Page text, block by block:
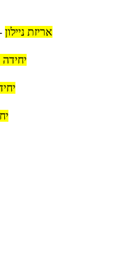
אריזת ניילון
יחידה